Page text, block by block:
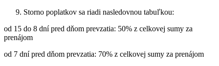
Storno poplatkov sa riadi nasledovnou tabuľkou:
od 15 do 8 dní pred dňom prevzatia: 50% z celkovej sumy za
prenájom
od 7 dní pred dňom prevzatia: 70% z celkovej sumy za prenájom